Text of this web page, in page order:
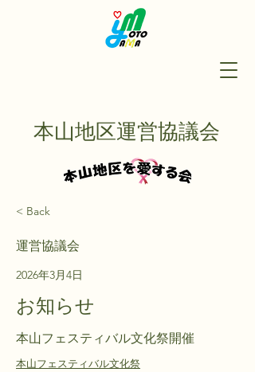
本山地区運営協議会
< Back
運営協議会
2026年3月4日
お知らせ
本山フェスティバル文化祭開催
本山フェスティバル文化祭